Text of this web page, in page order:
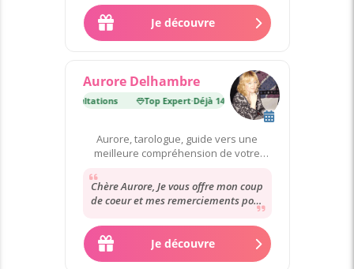
voix, elle...
Je découvre
Aurore Delhambre
140 000 consultations Top Expert·Déjà 140 000 consultations
Aurore, tarologue, guide vers une
meilleure compréhension de votre
Chère Aurore, Je vous offre mon coup
de coeur et mes remerciements pour
disponibilité,...
Je découvre